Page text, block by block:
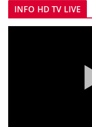
INFO HD TV LIVE